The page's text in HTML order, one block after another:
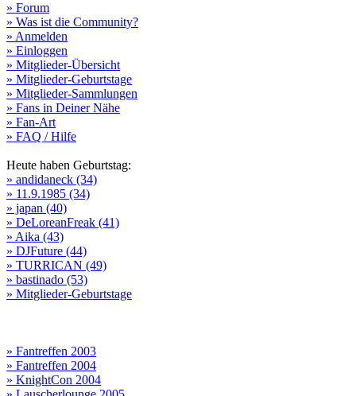
» Forum
» Was ist die Community?
» Anmelden
» Einloggen
» Mitglieder-Übersicht
» Mitglieder-Geburtstage
» Mitglieder-Sammlungen
» Fans in Deiner Nähe
» Fan-Art
» FAQ / Hilfe
Heute haben Geburtstag:
» andidaneck (34)
» 11.9.1985 (34)
» japan (40)
» DeLoreanFreak (41)
» Aika (43)
» DJFuture (44)
» TURRICAN (49)
» bastinado (53)
» Mitglieder-Geburtstage
» Fantreffen 2003
» Fantreffen 2004
» KnightCon 2004